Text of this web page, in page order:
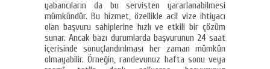
yabancıların da bu servisten yararlanabilmesi
mümkündür. Bu hizmet, özellikle acil vize ihtiyacı
olan başvuru sahiplerine hızlı ve etkili bir çözüm
sunar. Ancak bazı durumlarda başvurunun 24 saat
içerisinde sonuçlandırılması her zaman mümkün
olmayabilir. Örneğin, randevunuz hafta sonu veya